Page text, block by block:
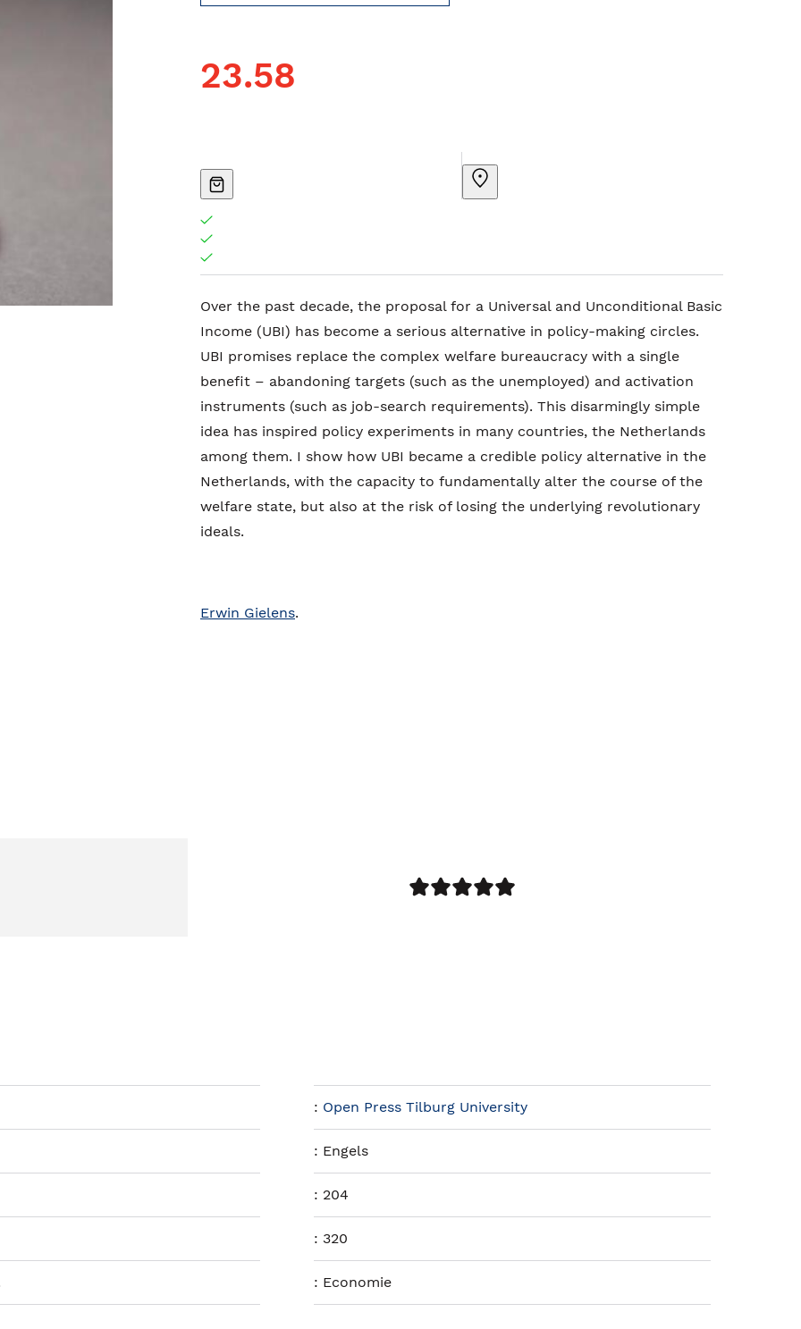
23.58
Over the past decade, the proposal for a Universal and Unconditional Basic
Income (UBI) has become a serious alternative in policy-making circles.
UBI promises replace the complex welfare bureaucracy with a single
benefit – abandoning targets (such as the unemployed) and activation
instruments (such as job-search requirements). This disarmingly simple
idea has inspired policy experiments in many countries, the Netherlands
among them. I show how UBI became a credible policy alternative in the
Netherlands, with the capacity to fundamentally alter the course of the
welfare state, but also at the risk of losing the underlying revolutionary
ideals.
Erwin Gielens.
: Open Press Tilburg University
: Engels
: 204
:320
: Economie